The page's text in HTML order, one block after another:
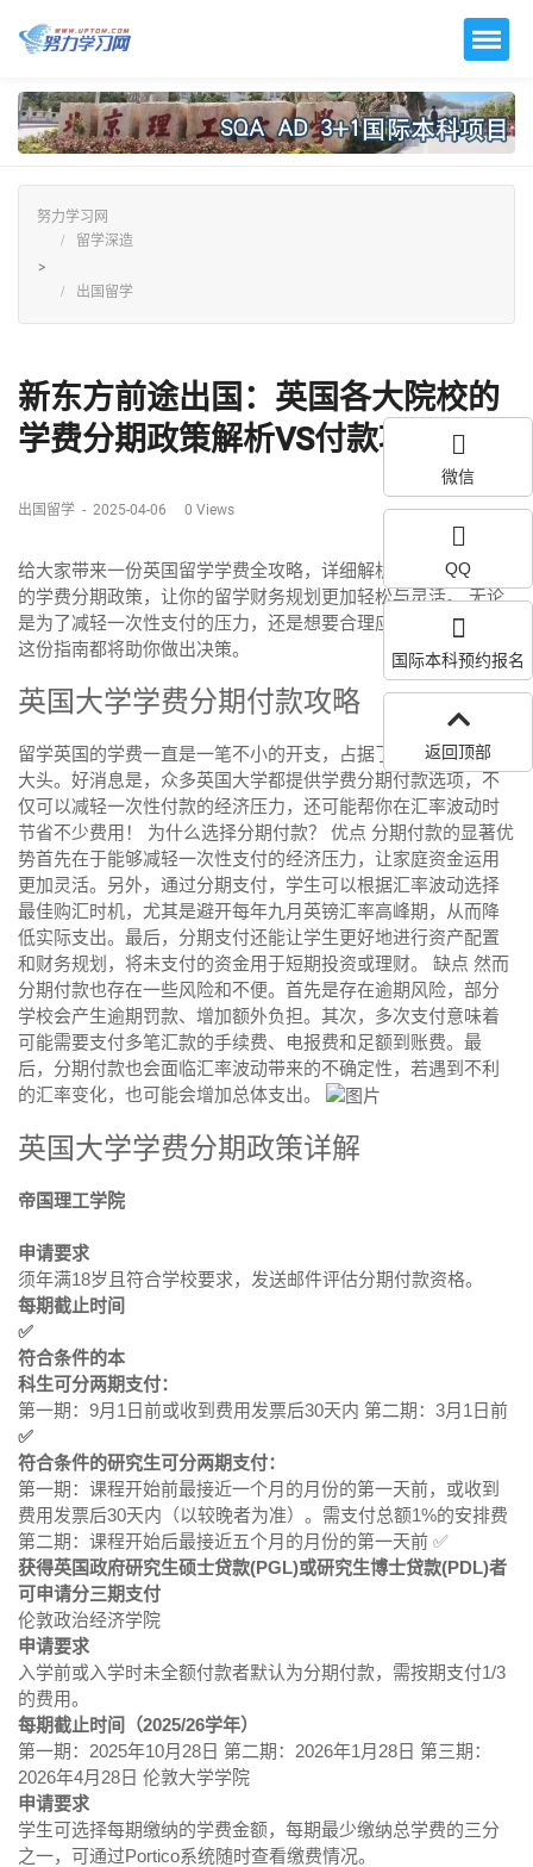
努力学习网
留学深造
>
出国留学
新东方前途出国：英国各大院校的
学费分期政策解析VS付款攻略...
出国留学 - 2025-04-06 0 Views
给大家带来一份英国留学学费全攻略，详细解析英国各大院校
的学费分期政策，让你的留学财务规划更加轻松与灵活。 无论
是为了减轻一次性支付的压力，还是想要合理应对汇率波动，
这份指南都将助你做出决策。
英国大学学费分期付款攻略
留学英国的学费一直是一笔不小的开支，占据了留学总费用的
大头。好消息是，众多英国大学都提供学费分期付款选项，不
仅可以减轻一次性付款的经济压力，还可能帮你在汇率波动时
节省不少费用！ 为什么选择分期付款？ 优点 分期付款的显著优
势首先在于能够减轻一次性支付的经济压力，让家庭资金运用
更加灵活。另外，通过分期支付，学生可以根据汇率波动选择
最佳购汇时机，尤其是避开每年九月英镑汇率高峰期，从而降
低实际支出。最后，分期支付还能让学生更好地进行资产配置
和财务规划，将未支付的资金用于短期投资或理财。 缺点 然而
分期付款也存在一些风险和不便。首先是存在逾期风险，部分
学校会产生逾期罚款、增加额外负担。其次，多次支付意味着
可能需要支付多笔汇款的手续费、电报费和足额到账费。最
后，分期付款也会面临汇率波动带来的不确定性，若遇到不利
的汇率变化，也可能会增加总体支出。
英国大学学费分期政策详解
帝国理工学院
申请要求
须年满18岁且符合学校要求，发送邮件评估分期付款资格。
每期截止时间
✅
符合条件的本
科生可分两期支付：
第一期：9月1日前或收到费用发票后30天内 第二期：3月1日前
✅
符合条件的研究生可分两期支付：
第一期：课程开始前最接近一个月的月份的第一天前，或收到
费用发票后30天内（以较晚者为准）。需支付总额1%的安排费
第二期：课程开始后最接近五个月的月份的第一天前 ✅
获得英国政府研究生硕士贷款(PGL)或研究生博士贷款(PDL)者
可申请分三期支付
伦敦政治经济学院
申请要求
入学前或入学时未全额付款者默认为分期付款，需按期支付1/3
的费用。
每期截止时间（2025/26学年）
第一期：2025年10月28日 第二期：2026年1月28日 第三期：
2026年4月28日 伦敦大学学院
申请要求
学生可选择每期缴纳的学费金额，每期最少缴纳总学费的三分
之一，可通过Portico系统随时查看缴费情况。
微信
QQ
国际本科预约报名
返回顶部